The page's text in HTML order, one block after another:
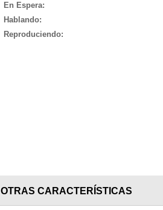
En Espera:
Hablando:
Reproduciendo:
OTRAS CARACTERÍSTICAS